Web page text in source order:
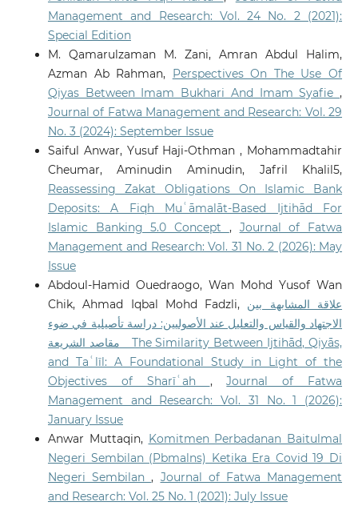
Management and Research: Vol. 24 No. 2 (2021):
Special Edition
M. Qamarulzaman M. Zani, Amran Abdul Halim,
Azman Ab Rahman, Perspectives On The Use Of
Qiyas Between Imam Bukhari And Imam Syafie,
Journal of Fatwa Management and Research: Vol. 29
No. 3 (2024): September Issue
Saiful Anwar, Yusuf Haji-Othman , Mohammadtahir
Cheumar, Aminudin Aminudin, Jafril Khalil5,
Reassessing Zakat Obligations On Islamic Bank
Deposits: A Fiqh Muʿāmalāt-Based Ijtihād For
Islamic Banking 5.0 Concept , Journal of Fatwa
Management and Research: Vol. 31 No. 2 (2026): May
Issue
Abdoul-Hamid Ouedraogo, Wan Mohd Yusof Wan
Chik, Ahmad Iqbal Mohd Fadzli, علاقة المشابهة بين
الاجتهاد والقياس والتعليل عند الأصوليين: دراسة تأصيلية في ضوء
مقاصد الشريعة The Similarity Between Ijtihād, Qiyās,
and Taʿlīl: A Foundational Study in Light of the
Objectives of Sharīʿah ,Journal of Fatwa
Management and Research: Vol. 31 No. 1 (2026):
January Issue
Anwar Muttaqin, Komitmen Perbadanan Baitulmal
Negeri Sembilan (Pbmalns) Ketika Era Covid 19 Di
Negeri Sembilan, Journal of Fatwa Management
and Research: Vol. 25 No. 1 (2021): July Issue